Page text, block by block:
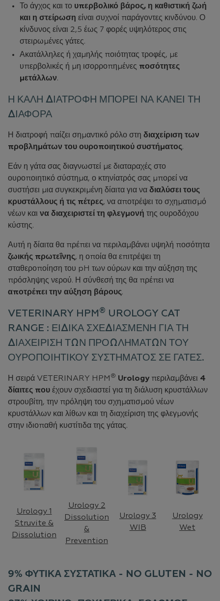
Το άγχος και το υπερβολικό βάρος, η καθιστική ζωή
και η στείρωση είναι συχνοί παράγοντες κινδύνου. Ο
κίνδυνος είναι 2,5 έως 7 φορές υψηλότερος στις
στειρωμένες γάτες.
Ακατάλληλες ή χαμηλής ποιότητας τροφές, με
υπερβολικές ή μη ισορροπημένες ποσότητες
μετάλλων.
Η ΚΑΛΗ ΔΙΑΤΡΟΦΗ ΜΠΟΡΕΙ ΝΑ ΚΑΝΕΙ ΤΗ
ΔΙΑΦΟΡΑ
Η διατροφή παίζει σημαντικό ρόλο στη διαχείριση των
προβλημάτων του ουροποιητικού συστήματος.
Εάν η γάτα σας διαγνωστεί με διαταραχές στο
ουροποιητικό σύστημα, ο κτηνίατρός σας μπορεί να
συστήσει μια συγκεκριμένη δίαιτα για να διαλύσει τους
κρυστάλλους ή τις πέτρες, να αποτρέψει το σχηματισμό
νέων και να διαχειριστεί τη φλεγμονή της ουροδόχου
κύστης.
Αυτή η δίαιτα θα πρέπει να περιλαμβάνει υψηλή ποσότητα
ζωικής πρωτεΐνης, η οποία θα επιτρέψει τη
σταθεροποίηση του pH των ούρων και την αύξηση της
πρόσληψης νερού. Η σύνθεσή της θα πρέπει να
αποτρέπει την αύξηση βάρους.
VETERINARY HPM ® UROLOGY CAT
RANGE : ΕΙΔΙΚΑ ΣΧΕΔΙΑΣΜΕΝΗ ΓΙΑ ΤΗ
ΔΙΑΧΕΙΡΙΣΗ ΤΩΝ ΠΡΟΩΛΗΜΑΤΩΝ ΤΟΥ
ΟΥΡΟΠΟΙΗΤΙΚΟΥ ΣΥΣΤΗΜΑΤΟΣ ΣΕ ΓΑΤΕΣ.
Η σειρά VETERINARY HPM ® Urology περιλαμβάνει 4
δίαιτες που έχουν σχεδιαστεί για τη διάλυση κρυστάλλων
στρουβίτη, την πρόληψη του σχηματισμού νέων
κρυστάλλων και λίθων και τη διαχείριση της φλεγμονής
στην ιδιοπαθή κυστίτιδα της γάτας.
Urology 1
Struvite &
Dissolution
Urology 2
Dissolution
&
Prevention
Urology 3
WIB
Urology
Wet
9% ΦΥΤΙΚΑ ΣΥΣΤΑΤΙΚΑ - NO GLUTEN - NO
GRAIN